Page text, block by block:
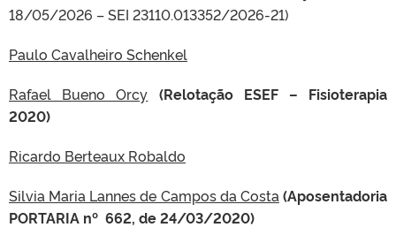
18/05/2026 – SEI 23110.013352/2026-21)
Paulo Cavalheiro Schenkel
Rafael Bueno Orcy (Relotação ESEF – Fisioterapia
2020)
Ricardo Berteaux Robaldo
Silvia Maria Lannes de Campos da Costa (Aposentadoria
PORTARIA nº 662, de 24/03/2020)